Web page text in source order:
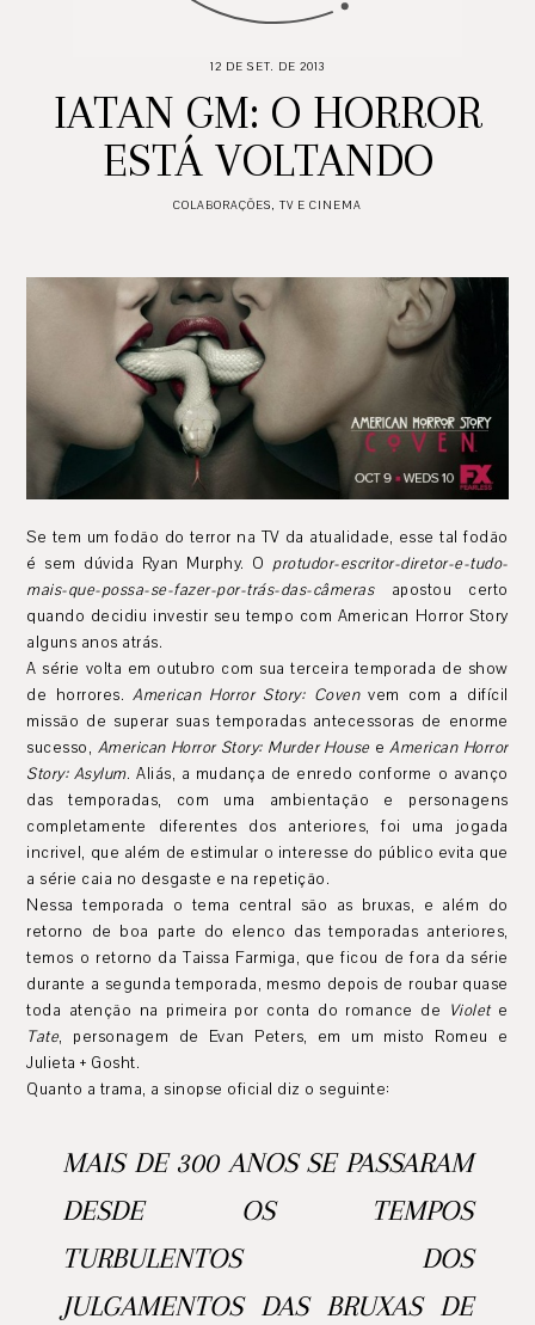
12 DE SET. DE 2013
IATAN GM: O HORROR
ESTÁ VOLTANDO
COLABORAÇÕES, TV E CINEMA
Se tem um fodão do terror na TV da atualidade, esse tal fodão
é sem dúvida Ryan Murphy. Oprotudor-escritor-diretor-e-tudo-
mais-que-possa-se-fazer-por-trás-das-câmerasapostou certo
quando decidiu investir seu tempo com American Horror Story
alguns anos atrás.
A série volta em outubro com sua terceira temporada de show
de horrores.American Horror Story: Covenvem com a difícil
missão de superar suas temporadas antecessoras de enorme
sucesso, American Horror Story: Murder House eAmerican Horror
Story: Asylum. Aliás, a mudança de enredo conforme o avanço
das temporadas, com uma ambientação e personagens
completamente diferentes dos anteriores, foi uma jogada
incrivel, que além de estimular o interesse do público evita que
a série caia no desgaste e na repetição.
Nessa temporada o tema central são as bruxas, e além do
retorno de boa parte do elenco das temporadas anteriores,
temos o retorno da Taissa Farmiga, que ficou de fora da série
durante a segunda temporada, mesmo depois de roubar quase
toda atenção na primeira por conta do romance de Violet e
Tate, personagem de Evan Peters, em um misto Romeu e
Julieta + Gosht.
Quanto a trama, a sinopse oficial diz o seguinte:
MAIS DE 300 ANOS SE PASSARAM
DESDE OS TEMPOS
TURBULENTOS DOS
JULGAMENTOS DAS BRUXAS DE